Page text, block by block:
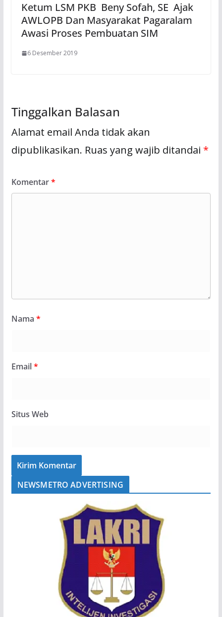
Ketum LSM PKB Beny Sofah, SE Ajak
AWLOPB Dan Masyarakat Pagaralam
Awasi Proses Pembuatan SIM
6 Desember 2019
Tinggalkan Balasan
Alamat email Anda tidak akan
dipublikasikan. Ruas yang wajib ditandai *
Komentar*
Nama *
Email*
Situs Web
NEWSMETRO ADVERTISING